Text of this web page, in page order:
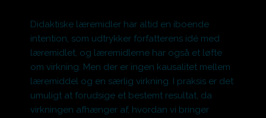
Didaktiske læremidler har altid en iboende
intention, som udtrykker forfatterens idé med
læremidlet, og læremidlerne har også et løfte
om virkning. Men der er ingen kausalitet mellem
læremiddel og en særlig virkning. I praksis er det
umuligt at forudsige et bestemt resultat, da
virkningen afhænger af, hvordan vi bringer